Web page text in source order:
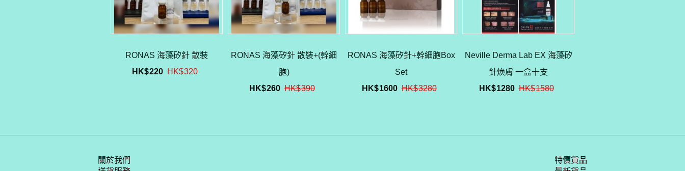
RONAS 海藻矽針 散裝
HK$220 HK$320
RONAS 海藻矽針 散裝+(幹細
胞)
HK$260 HK$390
RONAS 海藻矽針+幹細胞Box
Set
HK$1600 HK$3280
Neville Derma Lab EX 海藻矽
針煥膚 一盒十支
HK$1280 HK$1580
關於我們
特價貨品